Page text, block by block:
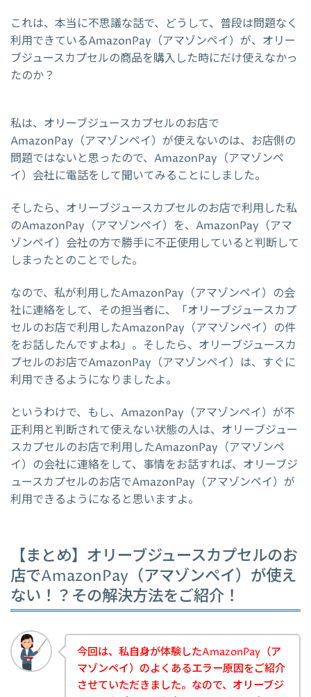
これは、本当に不思議な話で、どうして、普段は問題なく
利用できているAmazonPay（アマゾンペイ）が、オリー
ブジュースカプセルの商品を購入した時にだけ使えなかっ
たのか？
私は、オリーブジュースカプセルのお店で
AmazonPay（アマゾンペイ）が使えないのは、お店側の
問題ではないと思ったので、AmazonPay（アマゾンペ
イ）会社に電話をして聞いてみることにしました。
そしたら、オリーブジュースカプセルのお店で利用した私
のAmazonPay（アマゾンペイ）を、AmazonPay（アマ
ゾンペイ）会社の方で勝手に不正使用していると判断して
しまったとのことでした。
なので、私が利用したAmazonPay（アマゾンペイ）の会
社に連絡をして、その担当者に、「オリーブジュースカプ
セルのお店で利用したAmazonPay（アマゾンペイ）の件
をお話したんですよね」。そしたら、オリーブジュースカ
プセルのお店でAmazonPay（アマゾンペイ）は、すぐに
利用できるようになりましたよ。
というわけで、もし、AmazonPay（アマゾンペイ）が不
正利用と判断されて使えない状態の人は、オリーブジュー
スカプセルのお店で利用したAmazonPay（アマゾンペ
イ）の会社に連絡をして、事情をお話すれば、オリーブジ
ュースカプセルのお店でAmazonPay（アマゾンペイ）が
利用できるようになると思いますよ。
【まとめ】オリーブジュースカプセルのお
店でAmazonPay（アマゾンペイ）が使え
ない！？その解決方法をご紹介！
今回は、私自身が体験したAmazonPay（ア
マゾンペイ）のよくあるエラー原因をご紹介
させていただきました。なので、オリーブジ